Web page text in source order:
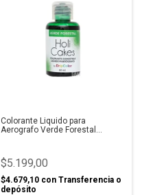
Colorante Liquido para
Aerografo Verde Forestal
$5.199,00
$4.679,10 con Transferencia o
depósito